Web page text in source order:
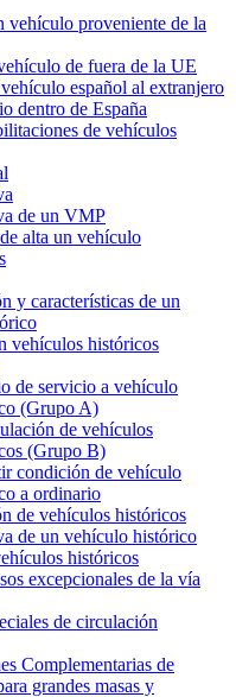
vehículo proveniente de la
de fuera de la UE
español al extranjero
dentro de España
de vehículos
de un VMP
alta un vehículo
y características de un
vehículos históricos
de servicio a vehículo
(Grupo A)
de vehículos
(Grupo B)
condición de vehículo
a ordinario
de vehículos históricos
de un vehículo histórico
históricos
excepcionales de la vía
de circulación
Complementarias de
grandes masas y